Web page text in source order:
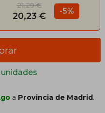
21,29 €
20,23 € -5%
a Provincia de Madrid.